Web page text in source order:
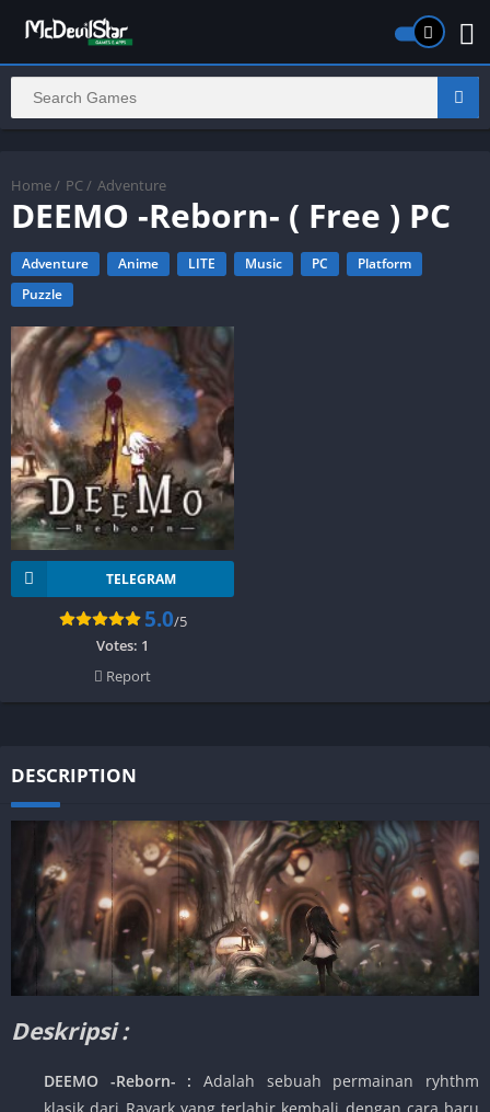
Home / PC / Adventure
DEEMO -Reborn- ( Free ) PC
Adventure Anime LITE Music PC
Platform
Puzzle
TELEGRAM
5.0/5
Votes: 1
Report
DESCRIPTION
Deskripsi :
DEEMO -Reborn- : Adalah sebuah permainan ryhthm